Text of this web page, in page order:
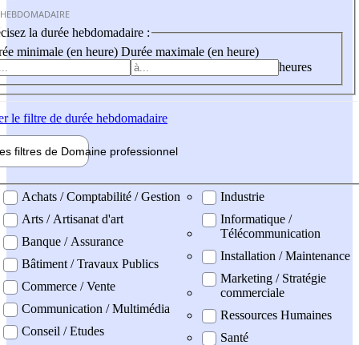
la durée hebdomadaire :
minimale (en heure) Durée maximale (en heure)
heures
le filtre de durée hebdomadaire
filtres de Domaine professionnel
professionel
Achats / Comptabilité / Gestion
Arts / Artisanat d'art
Banque / Assurance
Bâtiment / Travaux Publics
Commerce / Vente
Communication / Multimédia
Conseil / Etudes
Industrie
Informatique /
Télécommunication
Installation / Maintenance
Marketing / Stratégie
commerciale
Ressources Humaines
Santé